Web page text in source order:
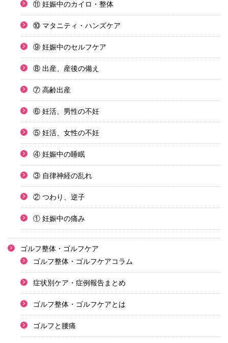
⑪ 妊娠中のカイロ・整体
⑩ マタニティ・ハンズケア
⑨ 妊娠中のセルフケア
⑧ 出産、産後の備え
⑦ 高齢出産
⑥ 妊活、男性の不妊
⑤ 妊活、女性の不妊
④ 妊娠中の睡眠
③ 自律神経の乱れ
② つわり、逆子
① 妊娠中の痛み
ゴルフ整体・ゴルフケア
ゴルフ整体・ゴルフケアコラム
症状別ケア・症例報告まとめ
ゴルフ整体・ゴルフケアとは
ゴルフと腰痛